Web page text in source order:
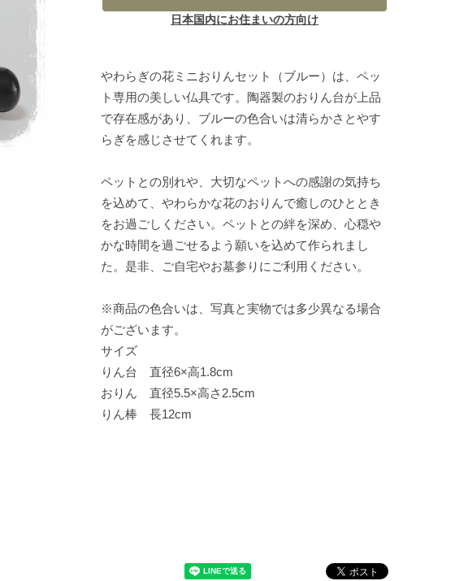
日本国内にお住まいの方向け
やわらぎの花ミニおりんセット（ブルー）は、ペッ
ト専用の美しい仏具です。陶器製のおりん台が上品
で存在感があり、ブルーの色合いは清らかさとやす
らぎを感じさせてくれます。
ペットとの別れや、大切なペットへの感謝の気持ち
を込めて、やわらかな花のおりんで癒しのひととき
をお過ごしください。ペットとの絆を深め、心穏や
かな時間を過ごせるよう願いを込めて作られまし
た。是非、ご自宅やお墓参りにご利用ください。
※商品の色合いは、写真と実物では多少異なる場合
がございます。
サイズ
りん台 直径6×高1.8cm
おりん 直径5.5×高さ2.5cm
りん棒 長12cm